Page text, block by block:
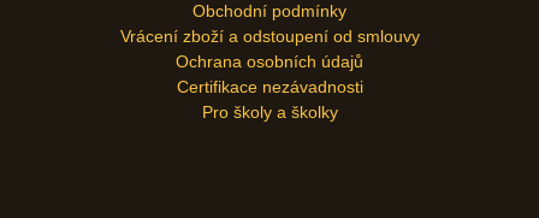
Obchodní podmínky
Vrácení zboží a odstoupení od smlouvy
Ochrana osobních údajů
Certifikace nezávadnosti
Pro školy a školky